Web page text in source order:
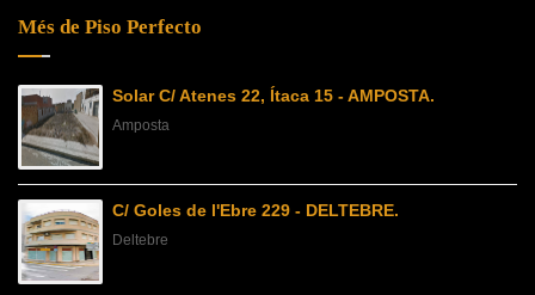
Més de Piso Perfecto
Solar C/ Atenes 22, Ítaca 15 - AMPOSTA.
Amposta
C/ Goles de l'Ebre 229 - DELTEBRE.
Deltebre